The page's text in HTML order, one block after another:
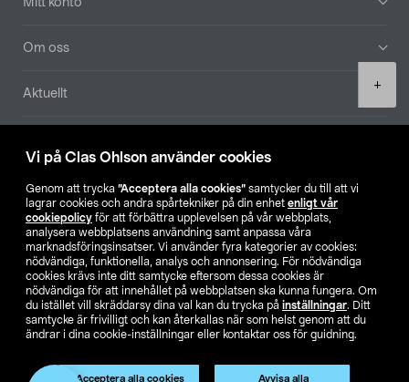
Vi på Clas Ohlson använder cookies
Genom att trycka ”Acceptera alla cookies” samtycker du till att vi
lagrar cookies och andra spårtekniker på din enhet enligt vår
cookiepolicy för att förbättra upplevelsen på vår webbplats,
analysera webbplatsens användning samt anpassa våra
marknadsföringsinsatser. Vi använder fyra kategorier av cookies:
nödvändiga, funktionella, analys och annonsering. För nödvändiga
cookies krävs inte ditt samtycke eftersom dessa cookies är
nödvändiga för att innehållet på webbplatsen ska kunna fungera. Om
du istället vill skräddarsy dina val kan du trycka på inställningar. Ditt
samtycke är frivilligt och kan återkallas när som helst genom att du
ändrar i dina cookie-inställningar eller kontaktar oss för guidning.
Acceptera alla cookies Avvisa alla
+
Om oss
Aktuellt
Hitta butik
SE NO FI
Ändra till priser exklusive moms